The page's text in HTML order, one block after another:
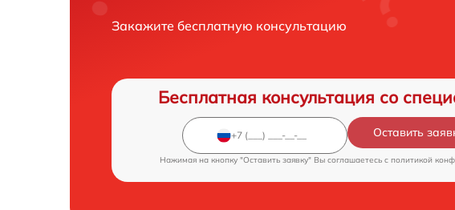
Закажите бесплатную консультацию
Бесплатная консультация со
Оставить
Нажимая на кнопку "Оставить заявку" Вы соглашаетесь c политикой